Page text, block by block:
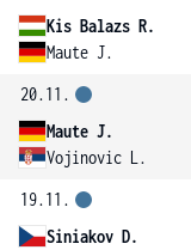
Kis Balazs R.
Maute J.
20.11.
Maute J.
Vojinovic L.
19.11.
Siniakov D.